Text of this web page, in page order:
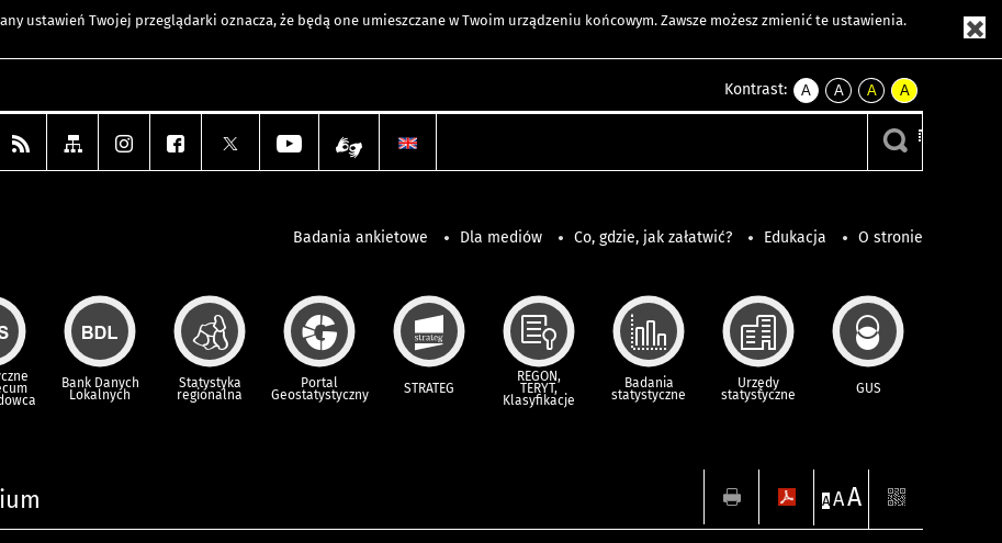
ustawień Twojej przeglądarki oznacza, że będą one umieszczane w Twoim urządzeniu końcowym. Zawsze możesz zmienić te ustawienia.
Kontrast:
A
kontrast
A
kontrast
czarnym
A
kontrast
żółty
tekst
czarnym
A
kontrast
czarny
tekst
żółtym
Badania ankietowe Dla mediów Co, gdzie, jak załatwić? Edukacja O stronie
Bank Danych
Lokalnych
Statystyka
regionalna
Portal
Geostatystyczny STRATEG
REGON,
TERYT,
Klasyfikacje
Badania
statystyczne
Urzędy
statystyczne GUS
A AA